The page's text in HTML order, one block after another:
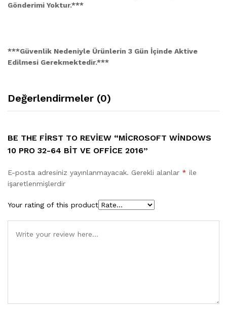
Gönderimi Yoktur.***
***Güvenlik Nedeniyle Ürünlerin 3 Gün İçinde Aktive
Edilmesi Gerekmektedir.***
Değerlendirmeler (0)
BE THE FIRST TO REVIEW “MICROSOFT WINDOWS
10 PRO 32-64 BIT VE OFFICE 2016”
E-posta adresiniz yayınlanmayacak. Gerekli alanlar * ile
işaretlenmişlerdir
Your rating of this product